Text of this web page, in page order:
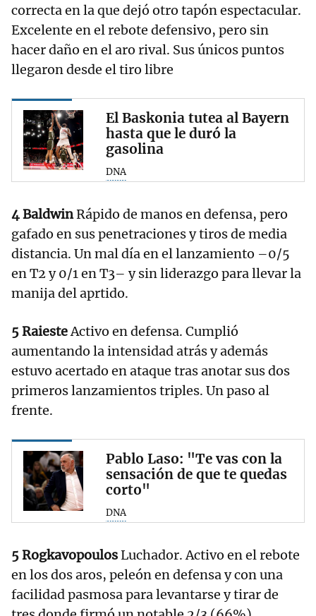
correcta en la que dejó otro tapón espectacular.
Excelente en el rebote defensivo, pero sin
hacer daño en el aro rival. Sus únicos puntos
llegaron desde el tiro libre
El Baskonia tutea al Bayern
hasta que le duró la
gasolina
DNA
4 BaldwinRápido de manos en defensa, pero
gafado en sus penetraciones y tiros de media
distancia. Un mal día en el lanzamiento –0/5
en T2 y 0/1 en T3– y sin liderazgo para llevar la
manija del aprtido.
5 RaiesteActivo en defensa. Cumplió
aumentando la intensidad atrás y además
estuvo acertado en ataque tras anotar sus dos
primeros lanzamientos triples. Un paso al
frente.
Pablo Laso: "Te vas con la
sensación de que te quedas
corto"
DNA
5 RogkavopoulosLuchador. Activo en el rebote
en los dos aros, peleón en defensa y con una
facilidad pasmosa para levantarse y tirar de